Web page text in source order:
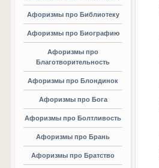
Афоризмы про Библиотеку
Афоризмы про Биографию
Афоризмы про
Благотворительность
Афоризмы про Блондинок
Афоризмы про Бога
Афоризмы про Болтливость
Афоризмы про Брань
Афоризмы про Братство